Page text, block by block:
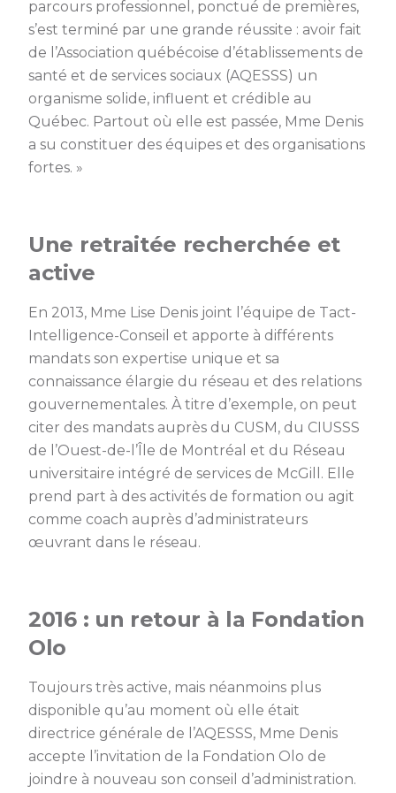
parcours professionnel, ponctué de premières,
s’est terminé par une grande réussite : avoir fait
de l’Association québécoise d’établissements de
santé et de services sociaux (AQESSS) un
organisme solide, influent et crédible au
Québec. Partout où elle est passée, Mme Denis
a su constituer des équipes et des organisations
fortes. »
Une retraitée recherchée et
active
En 2013, Mme Lise Denis joint l’équipe de Tact-
Intelligence-Conseil et apporte à différents
mandats son expertise unique et sa
connaissance élargie du réseau et des relations
gouvernementales. À titre d’exemple, on peut
citer des mandats auprès du CUSM, du CIUSSS
de l’Ouest-de-l’Île de Montréal et du Réseau
universitaire intégré de services de McGill. Elle
prend part à des activités de formation ou agit
comme coach auprès d’administrateurs
œuvrant dans le réseau.
2016 : un retour à la Fondation
Olo
Toujours très active, mais néanmoins plus
disponible qu’au moment où elle était
directrice générale de l’AQESSS, Mme Denis
accepte l’invitation de la Fondation Olo de
joindre à nouveau son conseil d’administration.